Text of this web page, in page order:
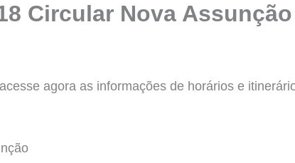
Circular Nova Assunção
agora as informações de horários e